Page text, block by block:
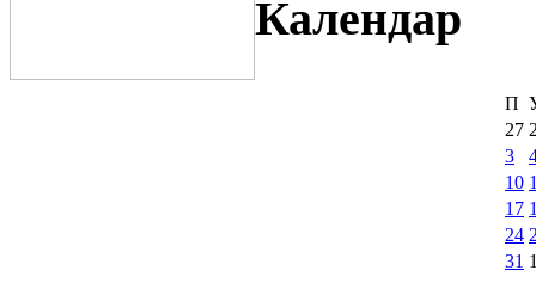
Календар
П
27
3
10
17
24
31